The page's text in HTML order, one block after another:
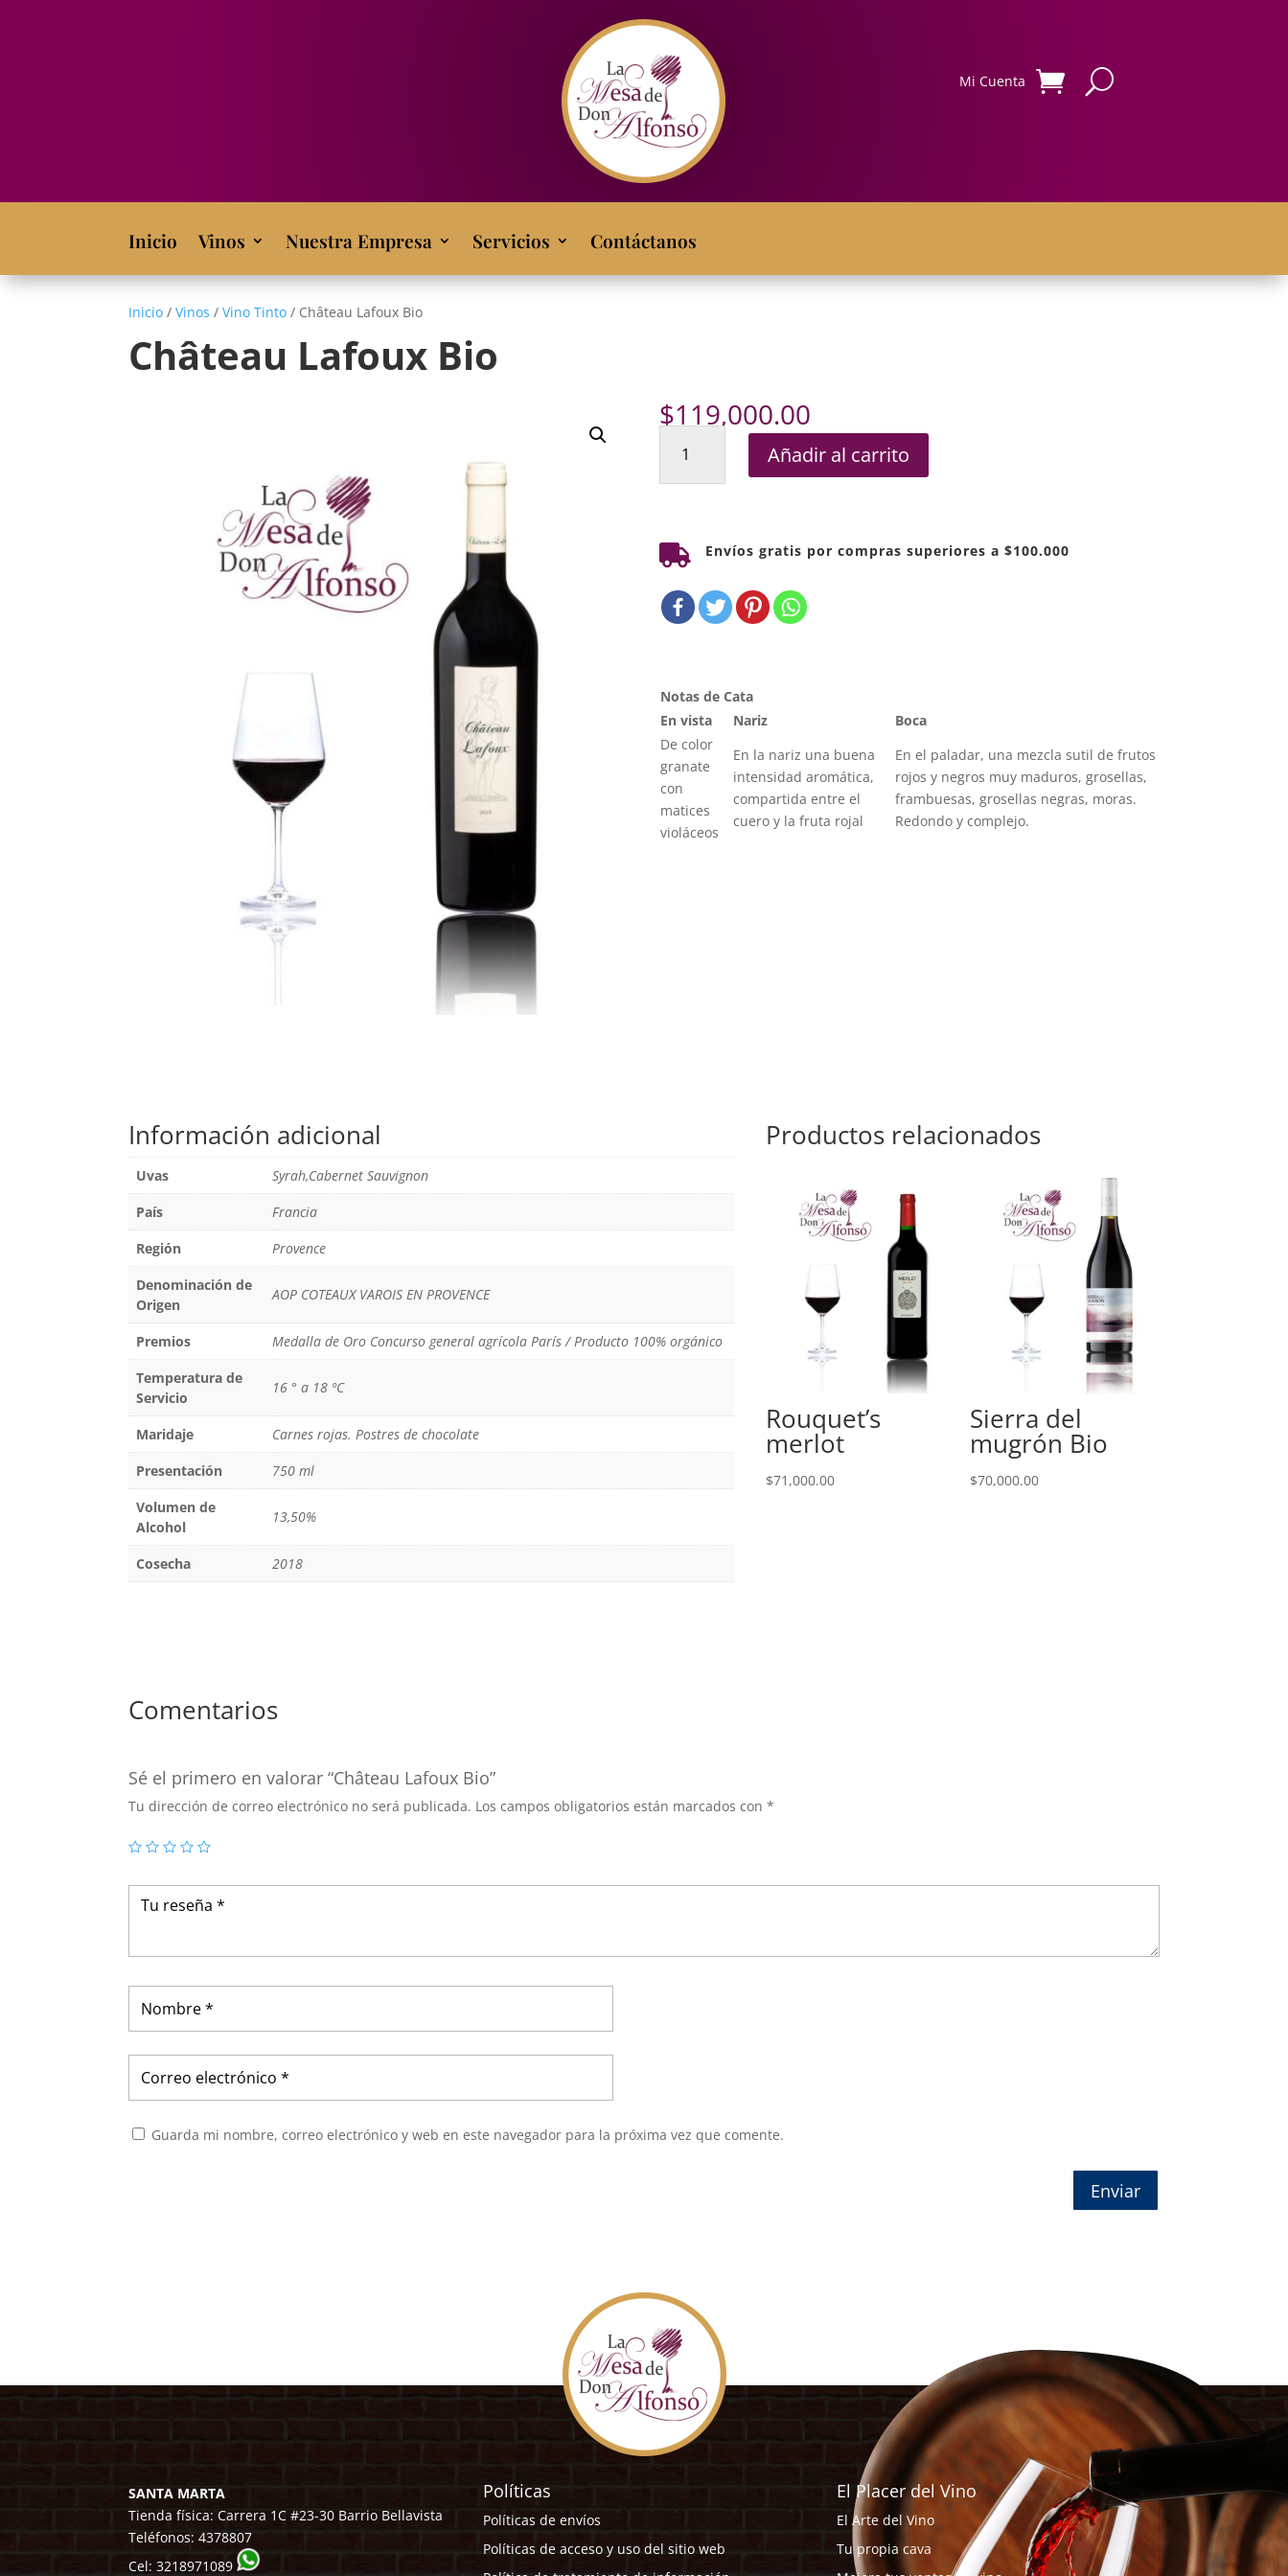
Mi Cuenta
Inicio Vinos Nuestra Empresa Servicios Contáctanos
Inicio /Vinos /Vino Tinto / Château Lafoux Bio
Château Lafoux Bio
$119,000.00
Lafoux
Bio
Añadir al carrito
 Envíos gratis por compras superiores a $100.000
Notas de Cata
En vista
Nariz
Boca
De color
granate
con
matices
violáceos
En la nariz una buena
intensidad aromática,
compartida entre el
cuero y la fruta rojal
En el paladar, una mezcla sutil de frutos
rojos y negros muy maduros, grosellas,
frambuesas, grosellas negras, moras.
Redondo y complejo.
Información adicional
Uvas
Syrah,Cabernet Sauvignon
País
Francia
Región
Provence
Denominación de
Origen
AOP COTEAUX VAROIS EN PROVENCE
Premios
Medalla de Oro Concurso general agrícola París / Producto 100% orgánico
Temperatura de
Servicio
16 ° a 18 ºC
Maridaje
Carnes rojas. Postres de chocolate
Presentación
750 ml
Volumen de
Alcohol
13,50%
Cosecha 2018
Productos relacionados
Rouquet’s
merlot
$71,000.00
Sierra del
mugrón Bio
$70,000.00
Comentarios
Sé el primero en valorar “Château Lafoux Bio”
Tu dirección de correo electrónico no será publicada. Los campos obligatorios están marcados con*
Guarda mi nombre, correo electrónico y web en este navegador para la próxima vez que comente.
Enviar
SANTA MARTA
Tienda física: Carrera 1C #23-30 Barrio Bellavista
Teléfonos:4378807
Cel:3218971089
Políticas
Políticas de envíos
Políticas de acceso y uso del sitio web
El Placer del Vino
El Arte del Vino
Tu propia cava